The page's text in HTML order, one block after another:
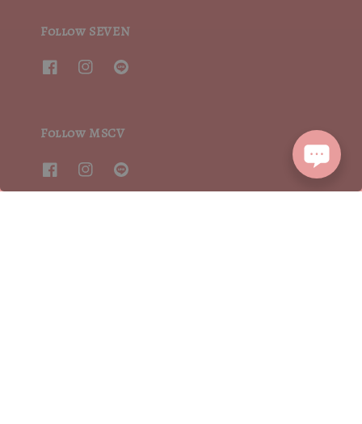
Follow SEVEN
Follow MSCV